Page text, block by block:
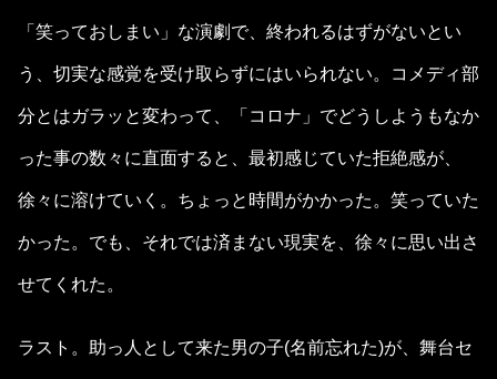
「笑っておしまい」な演劇で、終われるはずがないとい
う、切実な感覚を受け取らずにはいられない。コメディ部
分とはガラッと変わって、「コロナ」でどうしようもなか
った事の数々に直面すると、最初感じていた拒絶感が、
徐々に溶けていく。ちょっと時間がかかった。笑っていた
かった。でも、それでは済まない現実を、徐々に思い出さ
せてくれた。
ラスト。助っ人として来た男の子(名前忘れた)が、舞台セ